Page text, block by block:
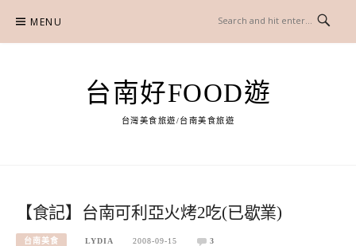
content
MENU
台南好FOOD遊
台灣美食旅遊/台南美食旅遊
【食記】台南可利亞火烤2吃(已歇業)
台南美食 LYDIA 2008-09-15 3